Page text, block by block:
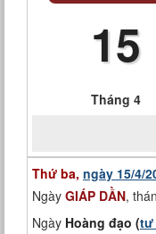
15
Tháng 4
Thứ ba, ngày 15/4/
Ngày GIÁP DẦN,
Ngày Hoàng đạo (tư